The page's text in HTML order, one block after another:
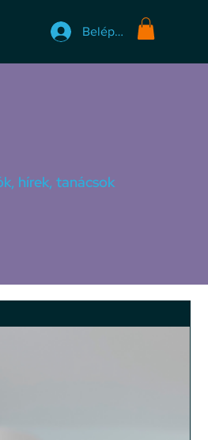
Belépés
hírek, tanácsok